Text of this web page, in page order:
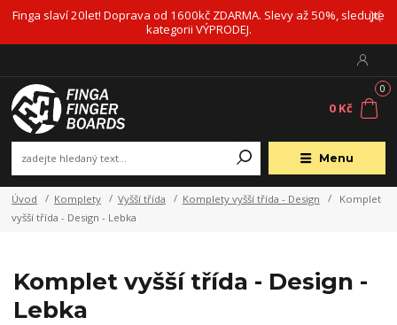
Finga slaví 20let! Doprava od 1600kč ZDARMA. Slevy až 50%, sledujte
kategorii VÝPRODEJ.
Menu
0
0 Kč
Úvod Komplety Vyšší třída Komplety vyšší třída - Design
Komplet
vyšší třída - Design - Lebka
Komplet vyšší třída - Design -
Lebka